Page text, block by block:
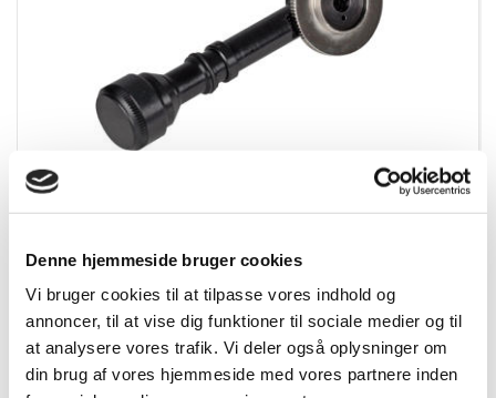
Denne hjemmeside bruger cookies
Vi bruger cookies til at tilpasse vores indhold og
annoncer, til at vise dig funktioner til sociale medier og til
at analysere vores trafik. Vi deler også oplysninger om
din brug af vores hjemmeside med vores partnere inden
Nedo Vinkelspejl
Vis mere